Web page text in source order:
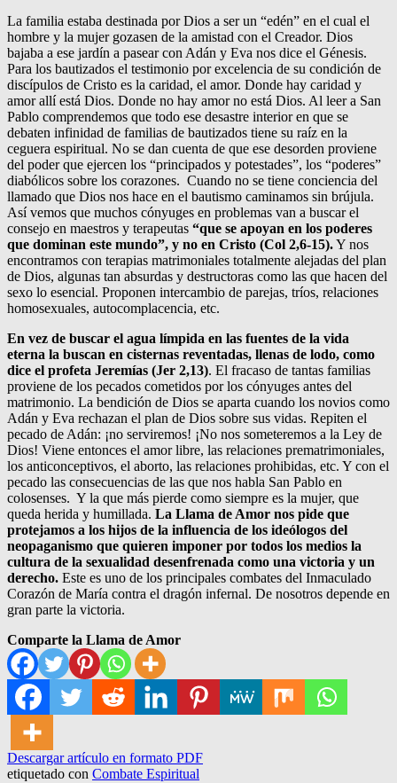
La familia estaba destinada por Dios a ser un “edén” en el cual el
hombre y la mujer gozasen de la amistad con el Creador. Dios
bajaba a ese jardín a pasear con Adán y Eva nos dice el Génesis.
Para los bautizados el testimonio por excelencia de su condición de
discípulos de Cristo es la caridad, el amor. Donde hay caridad y
amor allí está Dios. Donde no hay amor no está Dios. Al leer a San
Pablo comprendemos que todo ese desastre interior en que se
debaten infinidad de familias de bautizados tiene su raíz en la
ceguera espiritual. No se dan cuenta de que ese desorden proviene
del poder que ejercen los “principados y potestades”, los “poderes”
diabólicos sobre los corazones. Cuando no se tiene conciencia del
llamado que Dios nos hace en el bautismo caminamos sin brújula.
Así vemos que muchos cónyuges en problemas van a buscar el
consejo en maestros y terapeutas “que se apoyan en los poderes
que dominan este mundo”, y no en Cristo (Col 2,6-15).Y nos
encontramos con terapias matrimoniales totalmente alejadas del plan
de Dios, algunas tan absurdas y destructoras como las que hacen del
sexo lo esencial. Proponen intercambio de parejas, tríos, relaciones
homosexuales, autocomplacencia, etc.
En vez de buscar el agua límpida en las fuentes de la vida
eterna la buscan en cisternas reventadas, llenas de lodo, como
dice el profeta Jeremías (Jer 2,13). El fracaso de tantas familias
proviene de los pecados cometidos por los cónyuges antes del
matrimonio. La bendición de Dios se aparta cuando los novios como
Adán y Eva rechazan el plan de Dios sobre sus vidas. Repiten el
pecado de Adán: ¡no serviremos! ¡No nos someteremos a la Ley de
Dios! Viene entonces el amor libre, las relaciones prematrimoniales,
los anticonceptivos, el aborto, las relaciones prohibidas, etc. Y con el
pecado las consecuencias de las que nos habla San Pablo en
colosenses. Y la que más pierde como siempre es la mujer, que
queda herida y humillada. La Llama de Amor nos pide que
protejamos a los hijos de la influencia de los ideólogos del
neopaganismo que quieren imponer por todos los medios la
cultura de la sexualidad desenfrenada como una victoria y un
derecho. Este es uno de los principales combates del Inmaculado
Corazón de María contra el dragón infernal. De nosotros depende en
gran parte la victoria.
Comparte la Llama de Amor
Descargar artículo en formato PDF
etiquetado con Combate Espiritual